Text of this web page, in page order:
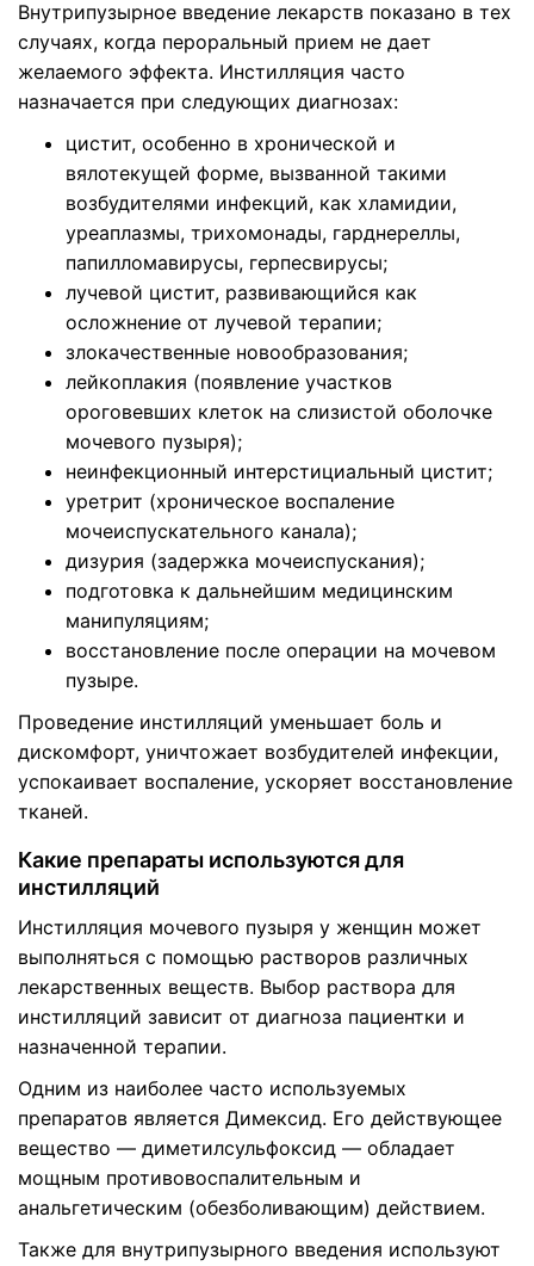
Внутрипузырное введение лекарств показано в тех
случаях, когда пероральный прием не дает
желаемого эффекта. Инстилляция часто
назначается при следующих диагнозах:
цистит, особенно в хронической и
вялотекущей форме, вызванной такими
возбудителями инфекций, как хламидии,
уреаплазмы, трихомонады, гарднереллы,
папилломавирусы, герпесвирусы;
лучевой цистит, развивающийся как
осложнение от лучевой терапии;
злокачественные новообразования;
лейкоплакия (появление участков
ороговевших клеток на слизистой оболочке
мочевого пузыря);
неинфекционный интерстициальный цистит;
уретрит (хроническое воспаление
мочеиспускательного канала);
дизурия (задержка мочеиспускания);
подготовка к дальнейшим медицинским
манипуляциям;
восстановление после операции на мочевом
пузыре.
Проведение инстилляций уменьшает боль и
дискомфорт, уничтожает возбудителей инфекции,
успокаивает воспаление, ускоряет восстановление
тканей.
Какие препараты используются для
инстилляций
Инстилляция мочевого пузыря у женщин может
выполняться с помощью растворов различных
лекарственных веществ. Выбор раствора для
инстилляций зависит от диагноза пациентки и
назначенной терапии.
Одним из наиболее часто используемых
препаратов является Димексид. Его действующее
вещество — диметилсульфоксид — обладает
мощным противовоспалительным и
анальгетическим (обезболивающим) действием.
Также для внутрипузырного введения используют